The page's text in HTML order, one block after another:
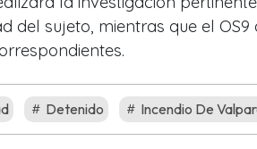
del sujeto, mientras que el
Detenido Incendio De